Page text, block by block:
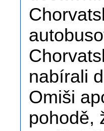
nabírali
Omiši
pohodě,